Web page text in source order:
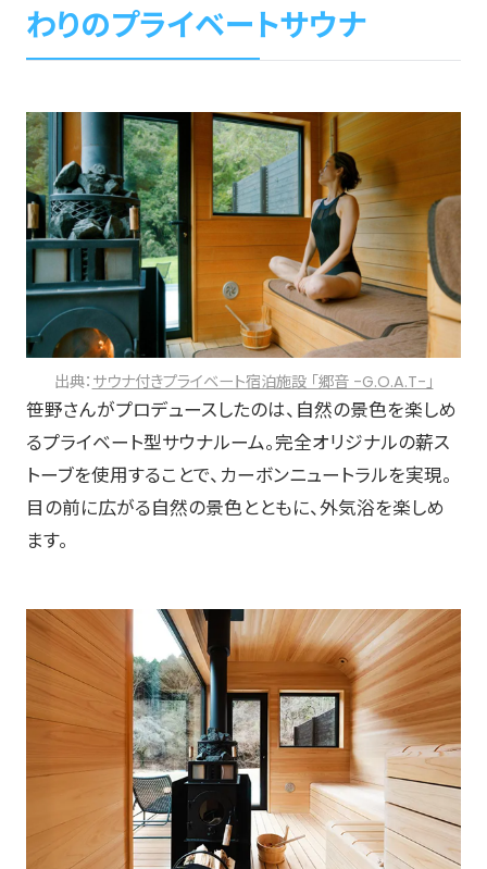
わりのプライベートサウナ
出典： サウナ付きプライベート宿泊施設 「郷音 -G.O.A.T-」
笹野さんがプロデュースしたのは、自然の景色を楽しめ
るプライベート型サウナルーム。完全オリジナルの薪ス
トーブを使用することで、カーボンニュートラルを実現。
目の前に広がる自然の景色とともに、外気浴を楽しめ
ます。